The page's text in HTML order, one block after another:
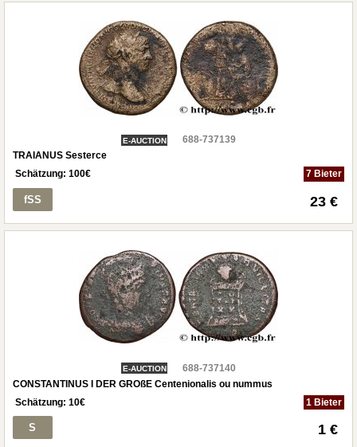
E-AUCTION
688-737139
TRAIANUS Sesterce
Schätzung: 100€ 7 Bieter
fSS 23 €
E-AUCTION
688-737140
CONSTANTINUS I DER GROßE Centenionalis ou nummus
Schätzung: 10€ 1 Bieter
S 1 €